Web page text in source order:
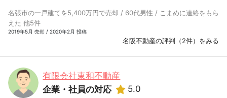
名張市の一戸建てを5,400万円で売却 / 60代男性 / こまめに連絡をもら
えた 他5件
2019年5月 売却 / 2020年2月 投稿
名阪不動産の評判（2件）をみる
有限会社東和不動産
企業・社員の対応
5.0